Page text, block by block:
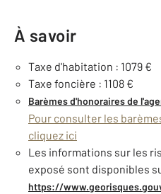
À savoir
Taxe d'habitation : 1079 €
Taxe foncière : 1108 €
Barèmes d'honoraires de
Pour consulter les
cliquez ici
Les informations sur les
exposé sont disponibles
https://